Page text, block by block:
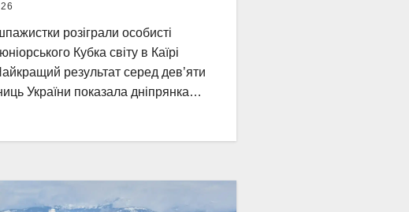
розіграли особисті
Кубка світу в Каїрі
результат серед дев’яти
України показала дніпрянка…